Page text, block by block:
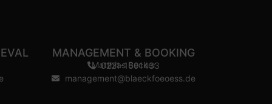
MANAGEMENT & BOOKING
Matthias Becker
0221-1691433
management@blaeckfoeoess.de